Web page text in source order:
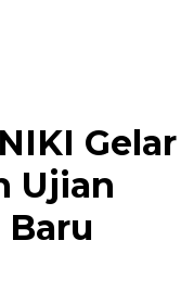
Gelar
Ujian
Baru